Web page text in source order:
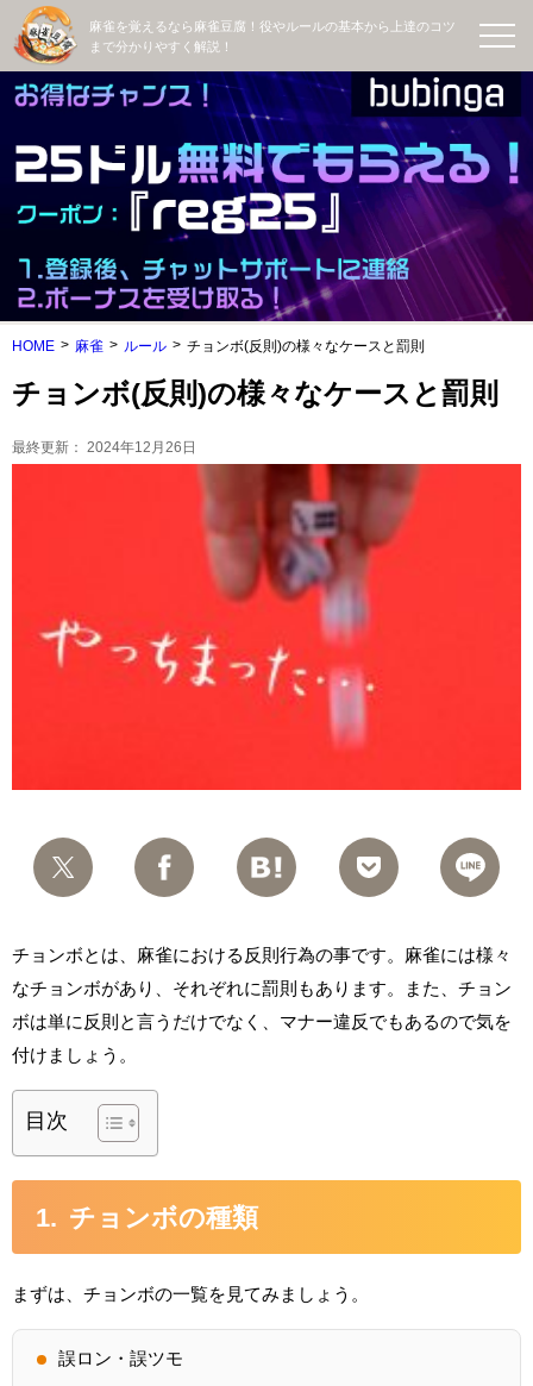
麻雀を覚えるなら麻雀豆腐！役やルールの基本から上達のコツ
まで分かりやすく解説！
HOME 麻雀 ルール チョンボ(反則)の様々なケースと罰則
チョンボ(反則)の様々なケースと罰則
最終更新： 2024年12月26日
チョンボとは、麻雀における反則行為の事です。麻雀には様々
なチョンボがあり、それぞれに罰則もあります。また、チョン
ボは単に反則と言うだけでなく、マナー違反でもあるので気を
付けましょう。
目次
チョンボの種類
まずは、チョンボの一覧を見てみましょう。
誤ロン・誤ツモ